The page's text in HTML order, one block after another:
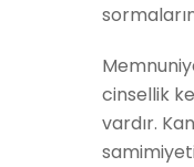
cinsellik
vardır.